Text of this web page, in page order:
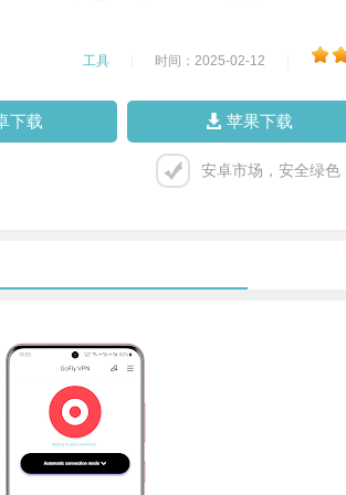
工具 时间：2025-02-12
下载 苹果下载
安卓市场，安全绿色